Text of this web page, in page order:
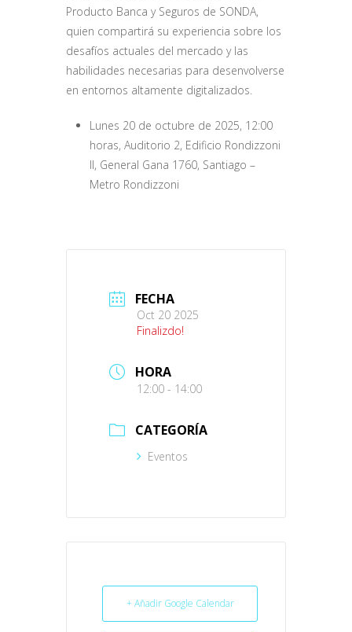
Producto Banca y Seguros de SONDA,
quien compartirá su experiencia sobre los
desafíos actuales del mercado y las
habilidades necesarias para desenvolverse
en entornos altamente digitalizados.
Lunes 20 de octubre de 2025, 12:00
horas, Auditorio 2, Edificio Rondizzoni
II, General Gana 1760, Santiago –
Metro Rondizzoni
FECHA
Oct 20 2025
Finalizdo!
HORA
12:00 - 14:00
CATEGORÍA
Eventos
+ Añadir Google Calendar